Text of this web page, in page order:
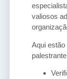
valiosos
Aqui